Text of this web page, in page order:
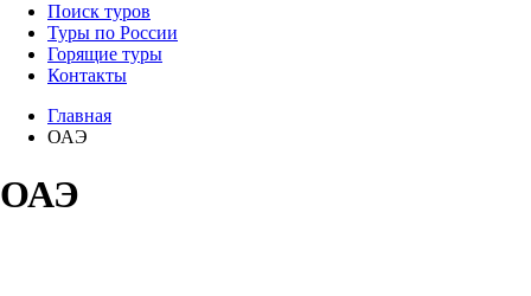
Поиск туров
Туры по России
Горящие туры
Контакты
Главная
ОАЭ
ОАЭ